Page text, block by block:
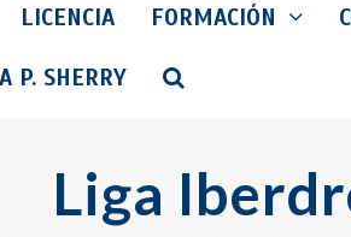
LICENCIA FORMACIÓN
P. SHERRY
Liga